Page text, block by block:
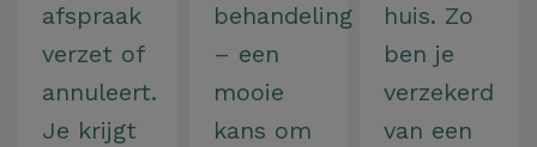
afspraak
verzet of
annuleert.
Je krijgt
behandeling
– een
mooie
kans om
huis. Zo
ben je
verzekerd
van een